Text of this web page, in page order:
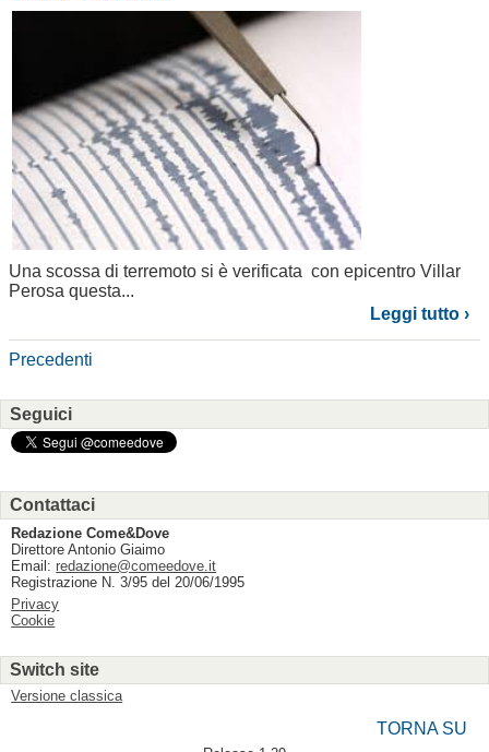
Una scossa di terremoto si è verificata con epicentro Villar
Perosa questa...
Leggi tutto ›
Precedenti
Seguici
Contattaci
Redazione Come&Dove
Direttore Antonio Giaimo
Email:redazione@comeedove.it
Registrazione N. 3/95 del 20/06/1995
Privacy
Cookie
Switch site
Versione classica
TORNA SU